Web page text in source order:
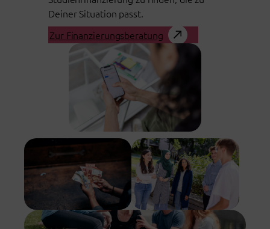
Deiner Situation passt.
Zur Finanzierungsberatung